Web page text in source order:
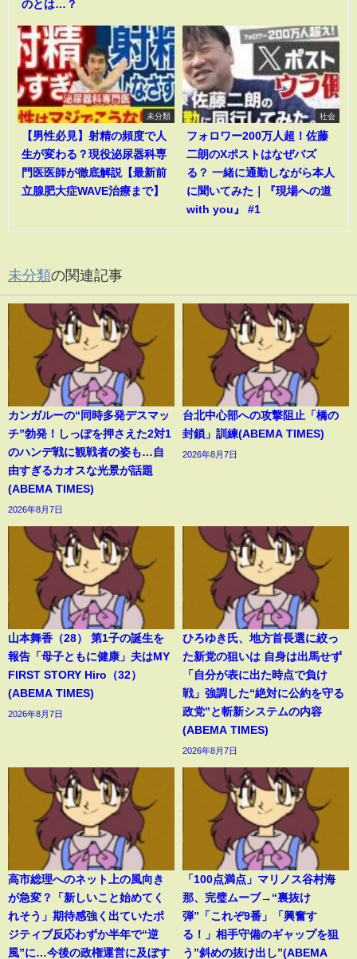
のとは…？
未分類
【男性必見】射精の頻度で人
生が変わる？現役泌尿器科専
門医医師が徹底解説【最新前
立腺肥大症WAVE治療まで】
社会
フォロワー200万人超！佐藤
二朗のXポストはなぜバズ
る？ 一緒に通勤しながら本人
に聞いてみた｜『現場への道
with you』 #1
未分類の関連記事
カンガルーの“同時多発デスマッ
チ”勃発！しっぽを押さえた2対1
のハンデ戦に観戦者の姿も…自
由すぎるカオスな光景が話題
(ABEMA TIMES)
2026年8月7日
台北中心部への攻撃阻止「橋の
封鎖」訓練(ABEMA TIMES)
2026年8月7日
山本舞香（28） 第1子の誕生を
報告「母子ともに健康」夫はMY
FIRST STORY Hiro（32）
(ABEMA TIMES)
2026年8月7日
ひろゆき氏、地方首長選に絞っ
た新党の狙いは 自身は出馬せず
「自分が表に出た時点で負け
戦」強調した“絶対に公約を守る
政党”と斬新システムの内容
(ABEMA TIMES)
2026年8月7日
高市総理へのネット上の風向き
が急変？「新しいこと始めてく
れそう」期待感強く出ていたポ
ジティブ反応わずか半年で“逆
風”に…今後の政権運営に及ぼす
「100点満点」マリノス谷村海
那、完璧ムーブ→“裏抜け
弾”「これぞ9番」「興奮す
る！」相手守備のギャップを狙
う”斜めの抜け出し”(ABEMA